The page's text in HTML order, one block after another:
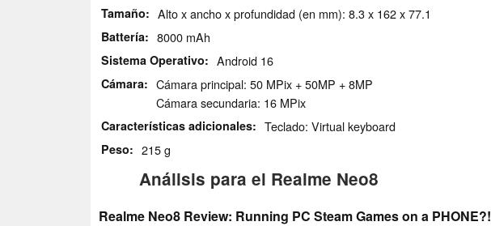
Tamaño Alto x ancho x profundidad (en mm): 8.3 x 162 x 77.1
Battería 8000 mAh
Sistema Operativo Android 16
Cámara
Cámara principal: 50 MPix + 50MP + 8MP
Cámara secundaria: 16 MPix
Características adicionales Teclado: Virtual keyboard
Peso 215 g
Análisis para el Realme Neo8
Realme Neo8 Review: Running PC Steam Games on a PHONE?!